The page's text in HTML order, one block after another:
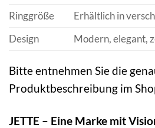
Ringgröße
Erhältlich in
Design
Modern, elegant,
Bitte entnehmen Sie die
Produktbeschreibung im
JETTE – Eine Marke mit